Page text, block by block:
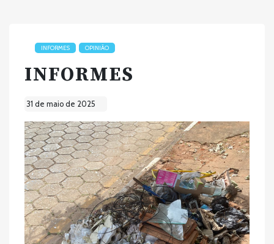
INFORMES OPINIÃO
INFORMES
31 de maio de 2025